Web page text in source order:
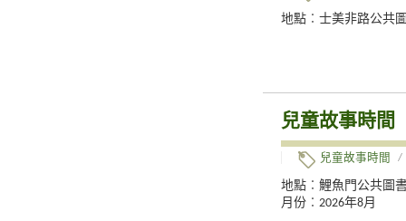
地點︰士美非路公共
兒童故事時間
兒童故事時間 /
地點︰鯉魚門公共圖
月份︰2026年8月